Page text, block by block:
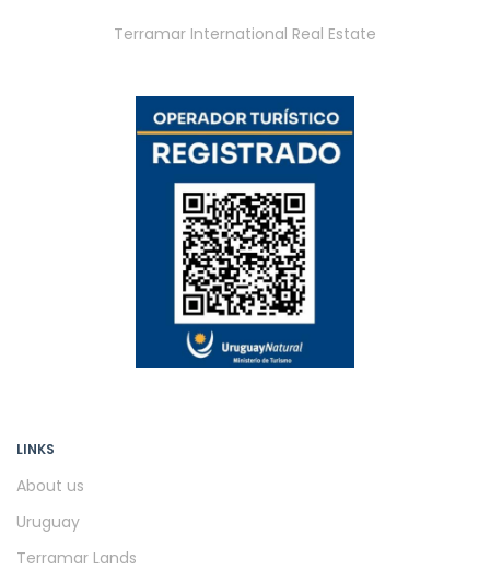
Terramar International Real Estate
LINKS
About us
Uruguay
Terramar Lands